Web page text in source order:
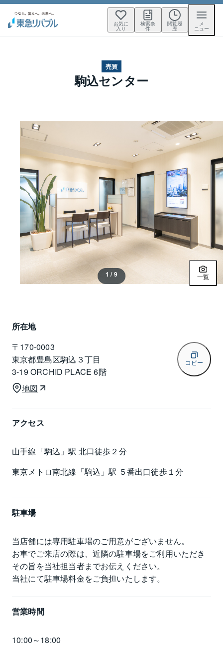
お気に
入り
検索条
件
閲覧履
歴
メ
ニュー
売買
駒込センター
1 / 9 一覧
所在地
〒 170-0003
東京都豊島区駒込３丁目
3-19 ORCHID PLACE 6階
コピー
地図
アクセス
山手線「駒込」駅 北口徒歩２分
東京メトロ南北線「駒込」駅 ５番出口徒歩１分
駐車場
当店舗には専用駐車場のご用意がございません。
お車でご来店の際は、近隣の駐車場をご利用いただき
その旨を当社担当者までお伝えください。
当社にて駐車場料金をご負担いたします。
営業時間
10:00～18:00